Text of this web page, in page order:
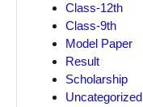
Class-12th
Class-9th
Model Paper
Result
Scholarship
Uncategorized